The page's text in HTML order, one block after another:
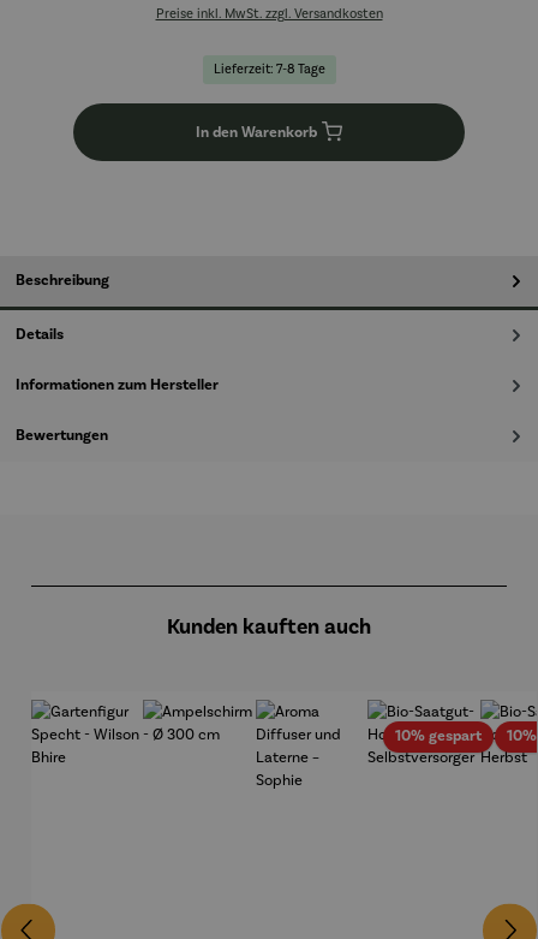
Preise inkl. MwSt. zzgl. Versandkosten
Lieferzeit: 7-8 Tage
In den Warenkorb
Beschreibung
Details
Informationen zum Hersteller
Bewertungen
Kunden kauften auch
10% gespartRabatt